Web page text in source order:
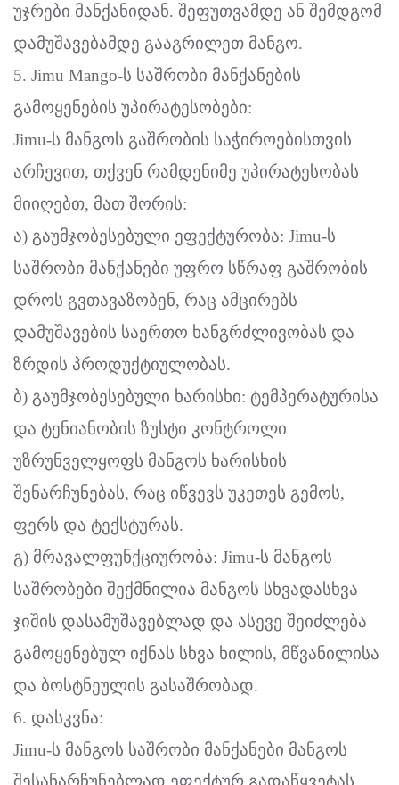
უჯრები მანქანიდან. შეფუთვამდე ან შემდგომ
დამუშავებამდე გააგრილეთ მანგო.
5. Jimu Mango-ს საშრობი მანქანების
გამოყენების უპირატესობები:
Jimu-ს მანგოს გაშრობის საჭიროებისთვის
არჩევით, თქვენ რამდენიმე უპირატესობას
მიიღებთ, მათ შორის:
ა) გაუმჯობესებული ეფექტურობა: Jimu-ს
საშრობი მანქანები უფრო სწრაფ გაშრობის
დროს გვთავაზობენ, რაც ამცირებს
დამუშავების საერთო ხანგრძლივობას და
ზრდის პროდუქტიულობას.
ბ) გაუმჯობესებული ხარისხი: ტემპერატურისა
და ტენიანობის ზუსტი კონტროლი
უზრუნველყოფს მანგოს ხარისხის
შენარჩუნებას, რაც იწვევს უკეთეს გემოს,
ფერს და ტექსტურას.
გ) მრავალფუნქციურობა: Jimu-ს მანგოს
საშრობები შექმნილია მანგოს სხვადასხვა
ჯიშის დასამუშავებლად და ასევე შეიძლება
გამოყენებულ იქნას სხვა ხილის, მწვანილისა
და ბოსტნეულის გასაშრობად.
6. დასკვნა:
Jimu-ს მანგოს საშრობი მანქანები მანგოს
შესანარჩუნებლად ეფექტურ გადაწყვეტას